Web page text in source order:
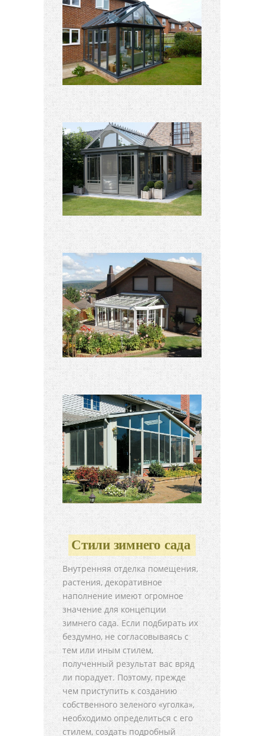
Стили зимнего сада
Внутренняя отделка помещения,
растения, декоративное
наполнение имеют огромное
значение для концепции
зимнего сада. Если подбирать их
бездумно, не согласовываясь с
тем или иным стилем,
полученный результат вас вряд
ли порадует. Поэтому, прежде
чем приступить к созданию
собственного зеленого «уголка»,
необходимо определиться с его
стилем, создать подробный